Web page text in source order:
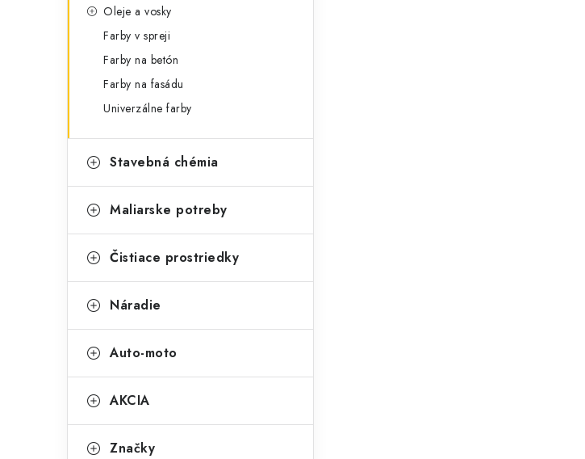
Oleje a vosky
Farby v spreji
Farby na betón
Farby na fasádu
Univerzálne farby
Stavebná chémia
Maliarske potreby
Čistiace prostriedky
Náradie
Auto-moto
AKCIA
Značky